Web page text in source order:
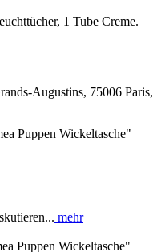
1 Tube Creme.
Augustins, 75006 Paris,
Puppen Wickeltasche"
mehr
Puppen Wickeltasche"